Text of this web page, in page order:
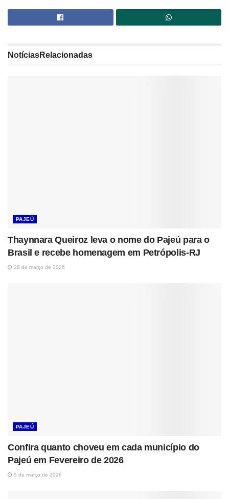
NotíciasRelacionadas
PAJEÚ
Thaynnara Queiroz leva o nome do Pajeú para o
Brasil e recebe homenagem em Petrópolis-RJ
28 de março de 2026
PAJEÚ
Confira quanto choveu em cada município do
Pajeú em Fevereiro de 2026
5 de março de 2026